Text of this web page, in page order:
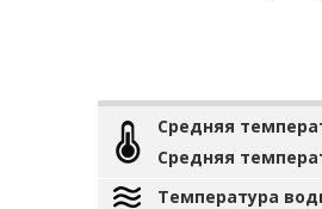
Средняя
Средняя
Температура